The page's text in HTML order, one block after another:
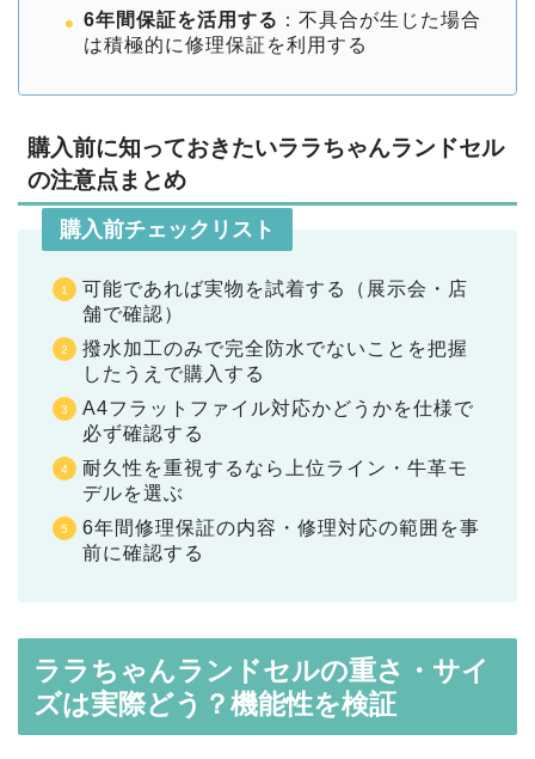
6年間保証を活用する ：不具合が生じた場合
は積極的に修理保証を利用する
購入前に知っておきたいララちゃんランドセル
の注意点まとめ
購入前チェックリスト
可能であれば実物を試着する（展示会・店
舗で確認）
撥水加工のみで完全防水でないことを把握
したうえで購入する
A4フラットファイル対応かどうかを仕様で
必ず確認する
耐久性を重視するなら上位ライン・牛革モ
デルを選ぶ
6年間修理保証の内容・修理対応の範囲を事
前に確認する
ララちゃんランドセルの重さ・サイ
ズは実際どう？機能性を検証